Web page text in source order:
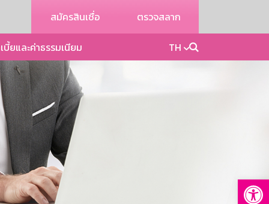
สมัครสินเชื่อ ตรวจสลาก
บี้ยและค่าธรรมเนียม TH